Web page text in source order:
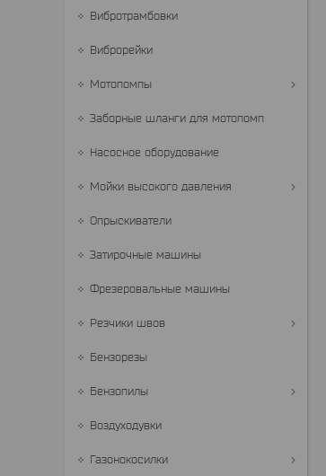
Вибротрамбовки
Виброрейки
Мотопомпы
Заборные шланги для мотопомп
Насосное оборудование
Мойки высокого давления
Опрыскиватели
Затирочные машины
Фрезеровальные машины
Резчики швов
Бензорезы
Бензопилы
Воздуходувки
Газонокосилки